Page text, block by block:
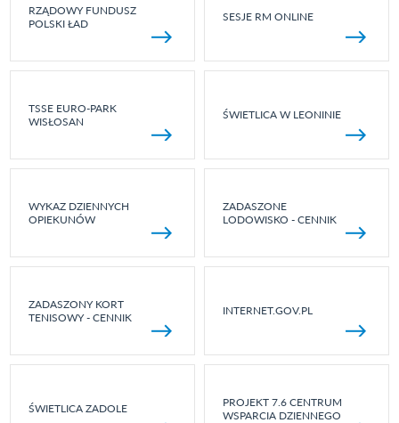
RZĄDOWY FUNDUSZ
POLSKI ŁAD
SESJE RM ONLINE
TSSE EURO-PARK
WISŁOSAN
ŚWIETLICA W LEONINIE
WYKAZ DZIENNYCH
OPIEKUNÓW
ZADASZONE
LODOWISKO - CENNIK
ZADASZONY KORT
TENISOWY - CENNIK
INTERNET.GOV.PL
ŚWIETLICA ZADOLE
PROJEKT 7.6 CENTRUM
WSPARCIA DZIENNEGO